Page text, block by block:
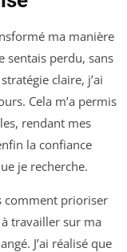
ma manière
sentais perdu, sans
claire, j’ai
Cela m’a permis
rendant mes
la confiance
je recherche.
comment prioriser
travailler sur ma
J’ai réalisé que